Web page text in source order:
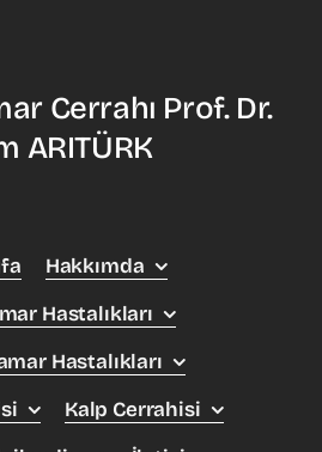
Cerrahı Prof. Dr.
ARITÜRK
Hakkımda
Hastalıkları
Hastalıkları
Kalp Cerrahisi